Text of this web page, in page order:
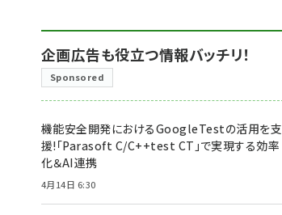
企画広告も役立つ情報バッチリ！
Sponsored
機能安全開発におけるGoogleTestの活用を支
援!「Parasoft C/C++test CT」で実現する効率
化＆AI連携
4月14日 6:30